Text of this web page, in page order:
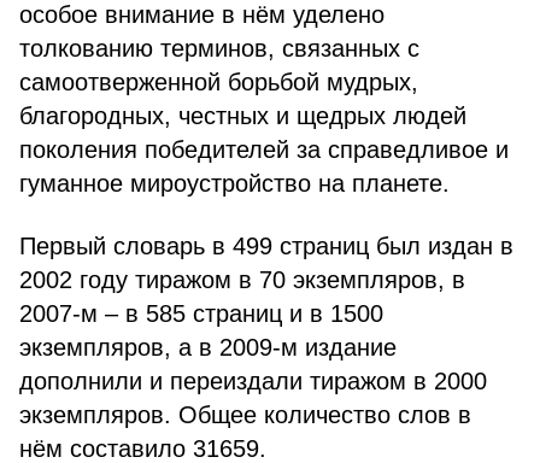
особое внимание в нём уделено
толкованию терминов, связанных с
самоотверженной борьбой мудрых,
благородных, честных и щедрых людей
поколения победителей за справедливое и
гуманное мироустройство на планете.
Первый словарь в 499 страниц был издан в
2002 году тиражом в 70 экземпляров, в
2007-м – в 585 страниц и в 1500
экземпляров, а в 2009-м издание
дополнили и переиздали тиражом в 2000
экземпляров. Общее количество слов в
нём составило 31659.